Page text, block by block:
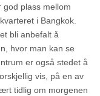
plass mellom
i Bangkok.
bli anbefalt å
hvor man kan se
er også stedet å
vis, på en av
tidlig om morgenen